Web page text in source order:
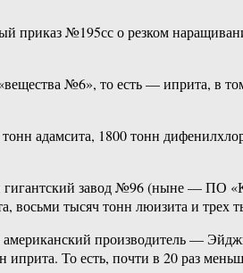
приказ №195сс о резком
№6», то есть — иприта, в
адамсита, 1800 тонн
гигантский завод №96 (ныне — ПО
восьми тысяч тонн люизита и трех
производитель —
То есть, почти в 20 раз